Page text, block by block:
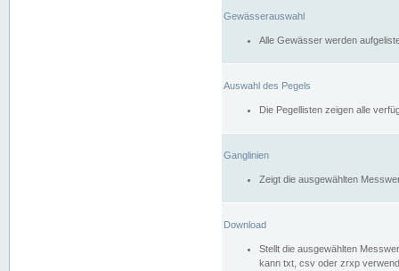
Gewässerauswahl
Alle Gewässer werden
Auswahl des Pegels
Die Pegellisten zeigen alle
Ganglinien
Zeigt die ausgewählten
Download
Stellt die ausgewählten
kann txt, csv oder zrxp